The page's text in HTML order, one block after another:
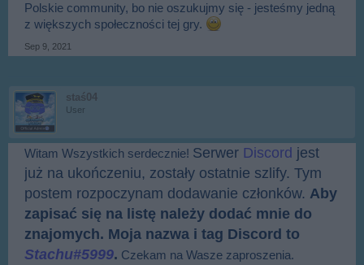
Polskie community, bo nie oszukujmy się - jesteśmy jedną
z większych społeczności tej gry.
Sep 9, 2021
staś04
User
Witam Wszystkich serdecznie! Serwer Discord jest
już na ukończeniu, zostały ostatnie szlify. Tym
postem rozpoczynam dodawanie członków. Aby
zapisać się na listę należy dodać mnie do
znajomych. Moja nazwa i tag Discord to
Stachu#5999. Czekam na Wasze zaproszenia.